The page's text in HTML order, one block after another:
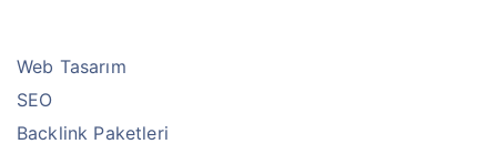
Web Tasarım
SEO
Backlink Paketleri